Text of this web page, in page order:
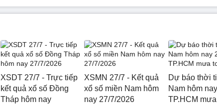
XSDT 27/7 - Trực tiếp
kết quả xổ số Đồng
Tháp hôm nay
XSMN 27/7 - Kết quả
xổ số miền Nam hôm
nay 27/7/2026
Dự báo thời
Nam hôm
TP.HCM